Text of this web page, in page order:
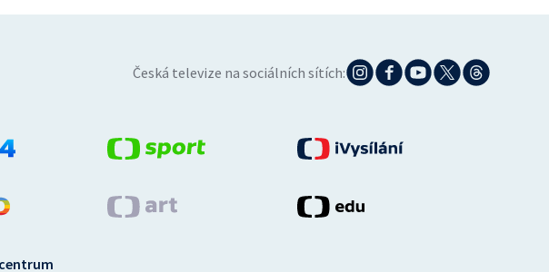
Česká televize na sociálních sítích: